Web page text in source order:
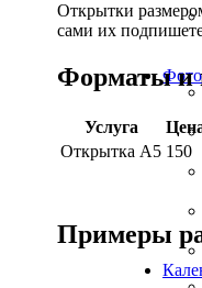
Открытки
сами их
Форматы и
Услуга
Открытка А5 150
Примеры